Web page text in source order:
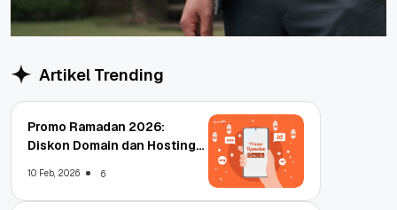
Artikel Trending
Promo Ramadan 2026:
Diskon Domain dan Hosting
10 Feb, 2026 6